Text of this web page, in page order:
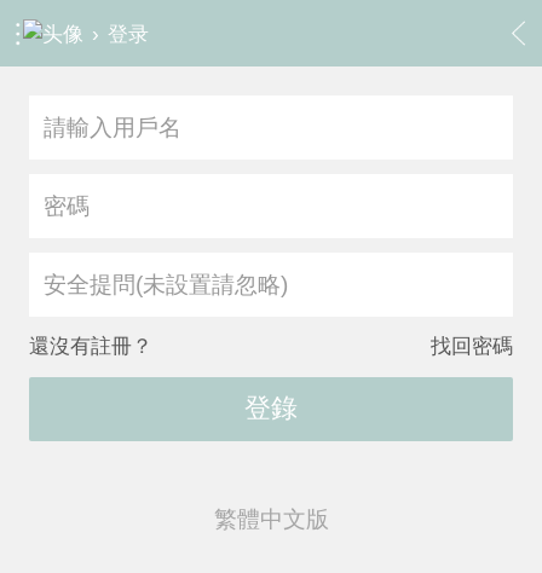
› 登录
安全提問(未設置請忽略)
還沒有註冊？ 找回密碼
登錄
繁體中文版